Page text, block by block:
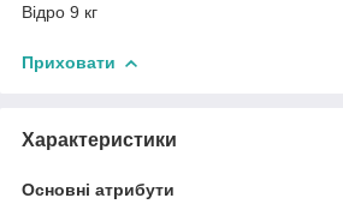
Відро 9 кг
Приховати
Характеристики
Основні атрибути